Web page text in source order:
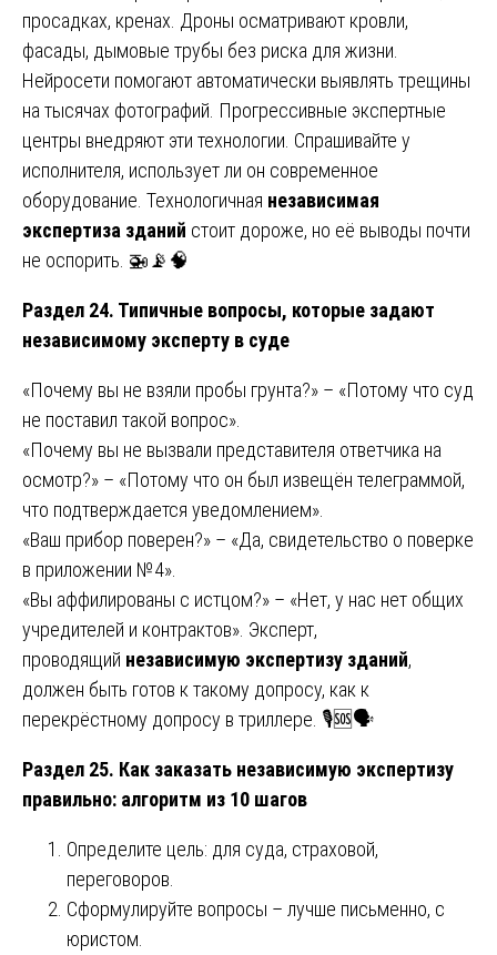
просадках, кренах. Дроны осматривают кровли,
фасады, дымовые трубы без риска для жизни.
Нейросети помогают автоматически выявлять трещины
на тысячах фотографий. Прогрессивные экспертные
центры внедряют эти технологии. Спрашивайте у
исполнителя, использует ли он современное
оборудование. Технологичная независимая
экспертиза зданий стоит дороже, но её выводы почти
не оспорить. 🚁📡🧠
Раздел 24. Типичные вопросы, которые задают
независимому эксперту в суде
«Почему вы не взяли пробы грунта?» – «Потому что суд
не поставил такой вопрос».
«Почему вы не вызвали представителя ответчика на
осмотр?» – «Потому что он был извещён телеграммой,
что подтверждается уведомлением».
«Ваш прибор поверен?» – «Да, свидетельство о поверке
в приложении №4».
«Вы аффилированы с истцом?» – «Нет, у нас нет общих
учредителей и контрактов». Эксперт,
проводящий независимую экспертизу зданий,
должен быть готов к такому допросу, как к
перекрёстному допросу в триллере. 🎙️🆘🗣️
Раздел 25. Как заказать независимую экспертизу
правильно: алгоритм из 10 шагов
Определите цель: для суда, страховой,
переговоров.
Сформулируйте вопросы – лучше письменно, с
юристом.